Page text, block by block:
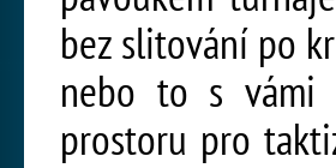
bez slitování po
nebo to s vámi
prostoru pro